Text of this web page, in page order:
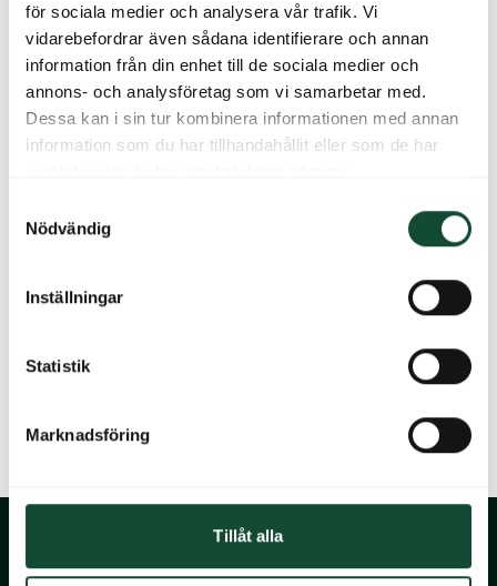
för sociala medier och analysera vår trafik. Vi
vidarebefordrar även sådana identifierare och annan
information från din enhet till de sociala medier och
annons- och analysföretag som vi samarbetar med.
Dessa kan i sin tur kombinera informationen med annan
information som du har tillhandahållit eller som de har
Nödvändig
Inställningar
Statistik
Marknadsföring
Tillåt alla